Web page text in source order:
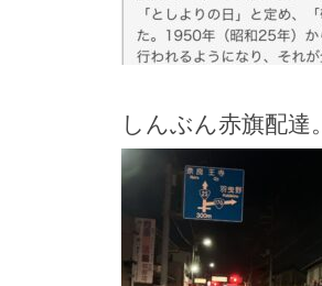
しんぶん赤旗配達。